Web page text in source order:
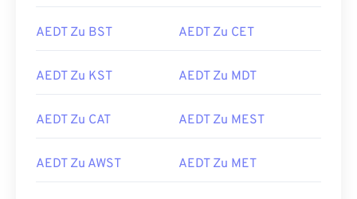
AEDT Zu BST AEDT Zu CET
AEDT Zu KST AEDT Zu MDT
AEDT Zu CAT AEDT Zu MEST
AEDT Zu AWST AEDT Zu MET